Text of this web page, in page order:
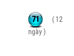
71
( 12
ngày )